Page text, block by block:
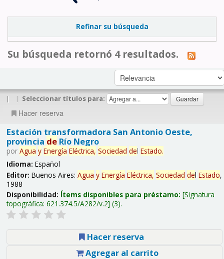
Refinar su búsqueda
Su búsqueda retornó 4 resultados.
| | Seleccionar títulos para:
Hacer reserva
Estación transformadora San Antonio Oeste,
provincia deRío Negro
por Agua y Energía Eléctrica, Sociedad del Estado.
Idioma: Español
Editor: Buenos Aires: Agua y Energía Eléctrica, Sociedad del Estado,
1988
Disponibilidad: Ítems disponibles para préstamo: Signatura
topográfica: 621.374.5/A282/v.2 (3).
Hacer reserva
Agregar al carrito